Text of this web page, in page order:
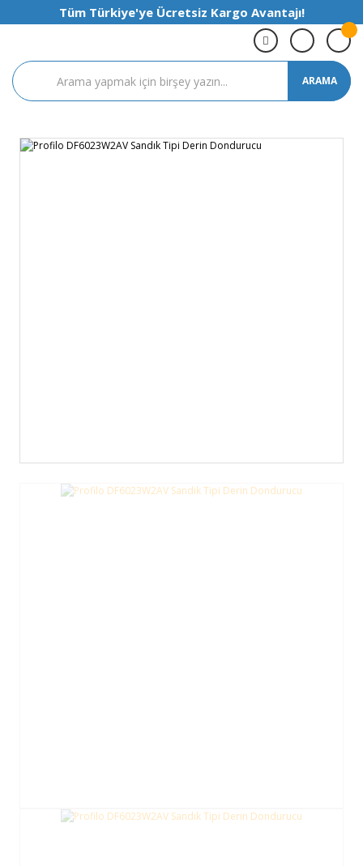
Tüm Türkiye'ye Ücretsiz Kargo Avantajı!
ARAMA